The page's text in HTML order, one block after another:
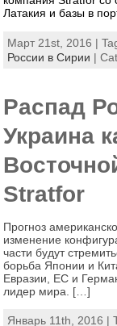
Латакия и базы в
Март 21st, 2016 |
России в Сирии |
Распад
Украина
Stratfor
Прогноз
изменение
части будут
борьба Японии и
Евразии, ЕС и
лидер мира. […]
Январь 11th, 2016 |